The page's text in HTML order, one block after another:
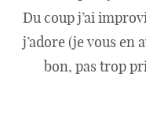
Du coup j’ai
j’adore (je vous en
bon, pas trop